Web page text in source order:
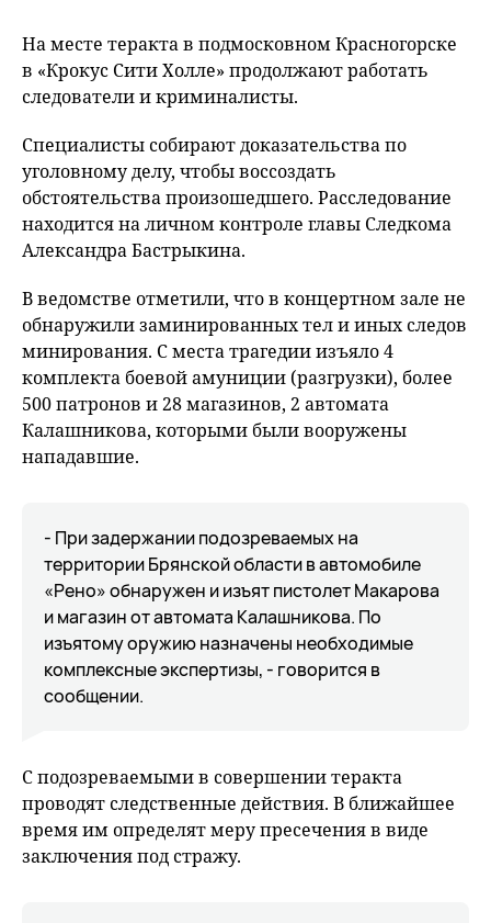
На месте теракта в подмосковном Красногорске
в «Крокус Сити Холле» продолжают работать
следователи и криминалисты.
Специалисты собирают доказательства по
уголовному делу, чтобы воссоздать
обстоятельства произошедшего. Расследование
находится на личном контроле главы Следкома
Александра Бастрыкина.
В ведомстве отметили, что в концертном зале не
обнаружили заминированных тел и иных следов
минирования. С места трагедии изъяло 4
комплекта боевой амуниции (разгрузки), более
500 патронов и 28 магазинов, 2 автомата
Калашникова, которыми были вооружены
нападавшие.
- При задержании подозреваемых на
территории Брянской области в автомобиле
«Рено» обнаружен и изъят пистолет Макарова
и магазин от автомата Калашникова. По
изъятому оружию назначены необходимые
комплексные экспертизы, - говорится в
сообщении.
С подозреваемыми в совершении теракта
проводят следственные действия. В ближайшее
время им определят меру пресечения в виде
заключения под стражу.